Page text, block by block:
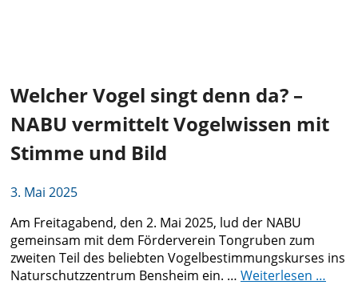
Welcher Vogel singt denn da? –
NABU vermittelt Vogelwissen mit
Stimme und Bild
3. Mai 2025
Am Freitagabend, den 2. Mai 2025, lud der NABU
gemeinsam mit dem Förderverein Tongruben zum
zweiten Teil des beliebten Vogelbestimmungskurses ins
Naturschutzzentrum Bensheim ein. … Weiterlesen …